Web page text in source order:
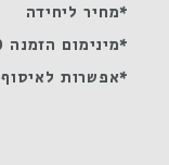
*מחיר ליחידה
*מינימום הזמנה 50 שקלים
*אפשרות